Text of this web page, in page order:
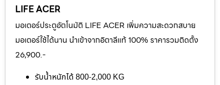
LIFE ACER
มอเตอร์ประตูอัตโนมัติ LIFE ACER เพิ่มความสะดวกสบาย
มอเตอร์ใช้ได้นาน นำเข้าจากอิตาลีแท้ 100% ราคารวมติดตั้ง
26,900.-
รับน้ำหนักได้ 800-2,000 KG